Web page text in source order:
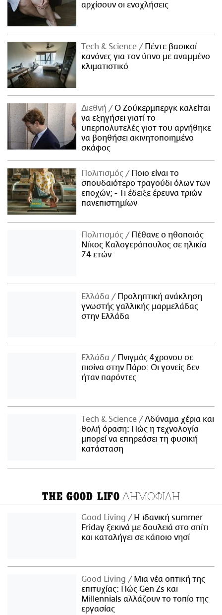
αρχίσουν οι ενοχλήσεις
Τech & Science
Πέντε βασικοί
κανόνες για τον ύπνο με αναμμένο
κλιματιστικό
Διεθνή
Ο Ζούκερμπεργκ καλείται
να εξηγήσει γιατί το
υπερπολυτελές γιοτ του αρνήθηκε
να βοηθήσει ακινητοποιημένο
σκάφος
Πολιτισμός
Ποιο είναι το
σπουδαιότερο τραγούδι όλων των
εποχών; - Τι έδειξε έρευνα τριών
πανεπιστημίων
Πολιτισμός
Πέθανε ο ηθοποιός
Νίκος Καλογερόπουλος σε ηλικία
74 ετών
Ελλάδα
Προληπτική ανάκληση
γνωστής γαλλικής μαρμελάδας
στην Ελλάδα
Ελλάδα
Πνιγμός 4χρονου σε
πισίνα στην Πάρο: Οι γονείς δεν
ήταν παρόντες
Τech & Science
Αδύναμα χέρια και
θολή όραση: Πώς η τεχνολογία
μπορεί να επηρεάσει τη φυσική
κατάσταση
THE GOOD LIFO ΔΗΜΟΦΙΛΗ
Good Living
Η ιδανική summer
Friday ξεκινά με δουλειά στο σπίτι
και καταλήγει σε κάποιο νησί
Good Living
Μια νέα οπτική της
επιτυχίας: Πώς Gen Zs και
Millennials αλλάζουν το τοπίο της
εργασίας